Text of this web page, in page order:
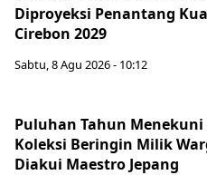
Diproyeksi Penantang
Cirebon 2029
Sabtu, 8 Agu 2026 - 10:12
Puluhan Tahun Menekuni
Koleksi Beringin Milik
Diakui Maestro Jepang